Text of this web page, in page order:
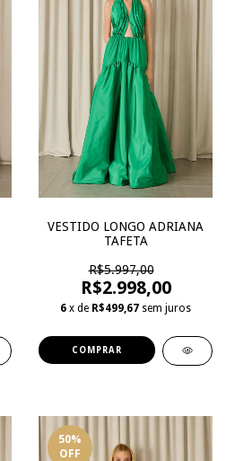
VESTIDO LONGO ADRIANA
TAFETA
R$5.997,00
R$2.998,00
6 x de R$499,67 sem juros
COMPRAR
50%
OFF